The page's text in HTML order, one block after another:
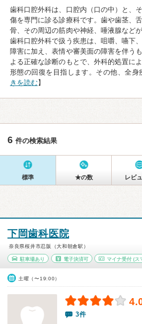
歯科口腔外科は、口腔内（口の中）と、
傷を専門に診る診療科です。歯や歯茎、
骨、その周辺の筋肉や神経、唾液腺など
歯科口腔外科で扱う疾患は、咀嚼、嚥下
障害に加え、表情や審美面の障害を伴う
よる正確な診断のもとで、外科的処置に
形態の回復を目指します。その他、全
きを読む】
6 件の検索結果
標準 ★の数 レビ
下岡歯科医院
奈良県桜井市忍阪（大和朝倉駅）
駐車場あり 電子決済可 マイナ受付 (ス
土曜（〜19:00）
3件